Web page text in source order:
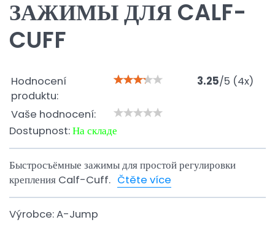
ЗАЖИМЫ ДЛЯ CALF-
CUFF
Hodnocení
produktu:
3.25/5 (4x)
Vaše hodnocení:
Dostupnost:На складе
Быстросъёмные зажимы для простой регулировки
крепления Calf-Cuff. Čtěte více
Výrobce:A-Jump